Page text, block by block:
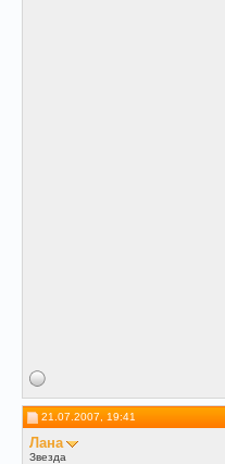
21.07.2007, 19:41
Лана
Звезда